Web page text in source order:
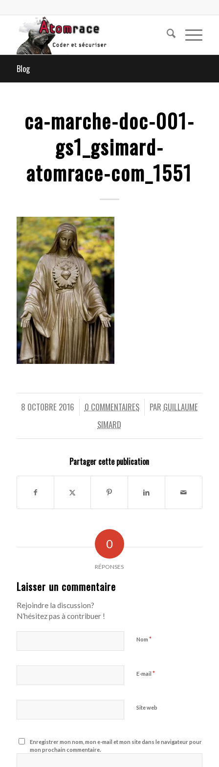
Blog
ca-marche-doc-001-
gs1_gsimard-
atomrace-com_1551
8 OCTOBRE 2016
/ 0 COMMENTAIRES
/ PAR GUILLAUME
SIMARD
Partager cette publication
0
RÉPONSES
Laisser un commentaire
Rejoindre la discussion?
N’hésitez pas à contribuer !
Nom *
E-mail *
Site web
Enregistrer mon nom, mon e-mail et mon site dans le navigateur pour
mon prochain commentaire.